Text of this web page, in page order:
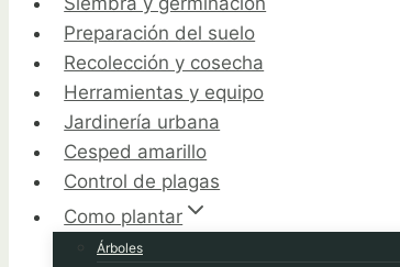
Preparación del suelo
Recolección y cosecha
Herramientas y equipo
Jardinería urbana
Cesped amarillo
Control de plagas
Como plantar
Árboles